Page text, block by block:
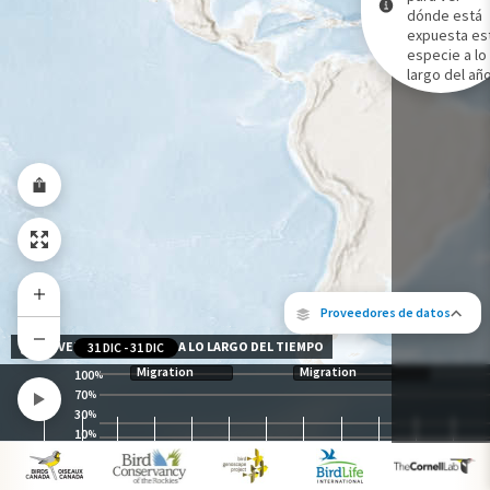
Proveedores de datos
Los siguientes socios contribuyeron
Gama de especies por estación
Gama de verano
Rango de invierno
Rango a lo largo del año
dónde está
expuesta
especie a lo
largo del
100%
70%
30%
10%
Migration Migration
31 DIC -31 DIC
NIVEL DE EXPOSICIÓN A LO LARGO DEL TIEMPO